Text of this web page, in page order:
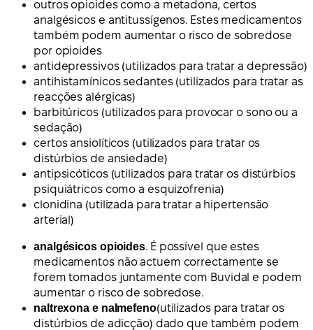
outros opioides como a metadona, certos
analgésicos e antitussígenos. Estes medicamentos
também podem aumentar o risco de sobredose
por opioides
antidepressivos (utilizados para tratar a depressão)
antihistamínicos sedantes (utilizados para tratar as
reacções alérgicas)
barbitúricos (utilizados para provocar o sono ou a
sedação)
certos ansiolíticos (utilizados para tratar os
distúrbios de ansiedade)
antipsicóticos (utilizados para tratar os distúrbios
psiquiátricos como a esquizofrenia)
clonidina (utilizada para tratar a hipertensão
arterial)
analgésicos opioides. É possível que estes
medicamentos não actuem correctamente se
forem tomados juntamente com Buvidal e podem
aumentar o risco de sobredose.
naltrexona e nalmefeno(utilizados para tratar os
distúrbios de adicção) dado que também podem